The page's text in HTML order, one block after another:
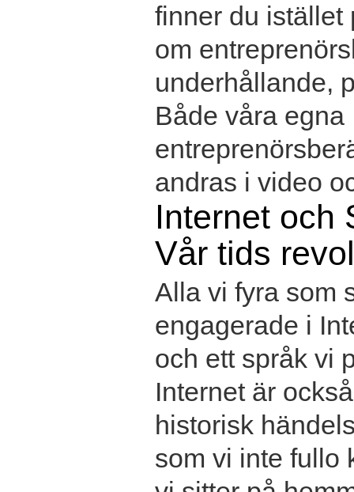
finner du istället
om
underhållande,
Både våra egna
andras i video
Internet och
Vår tids
Alla vi fyra som
engagerade i
och ett språk vi
Internet är
historisk
som vi inte fullo